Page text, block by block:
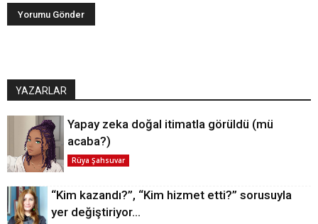
YAZARLAR
Yapay zeka doğal itimatla görüldü (mü
acaba?)
Rüya Şahsuvar
“Kim kazandı?”, “Kim hizmet etti?” sorusuyla
yer değiştiriyor…